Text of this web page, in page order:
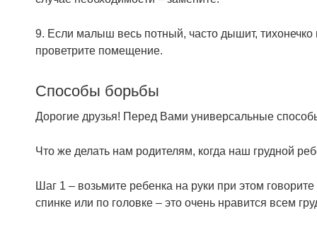
9. Если малыш весь потный, часто дышит,
проветрите помещение.
Способы борьбы
Дорогие друзья! Перед Вами универсальные
Что же делать нам родителям, когда наш грудной
Шаг 1 – возьмите ребенка на руки при этом
спинке или по головке – это очень нравится всем